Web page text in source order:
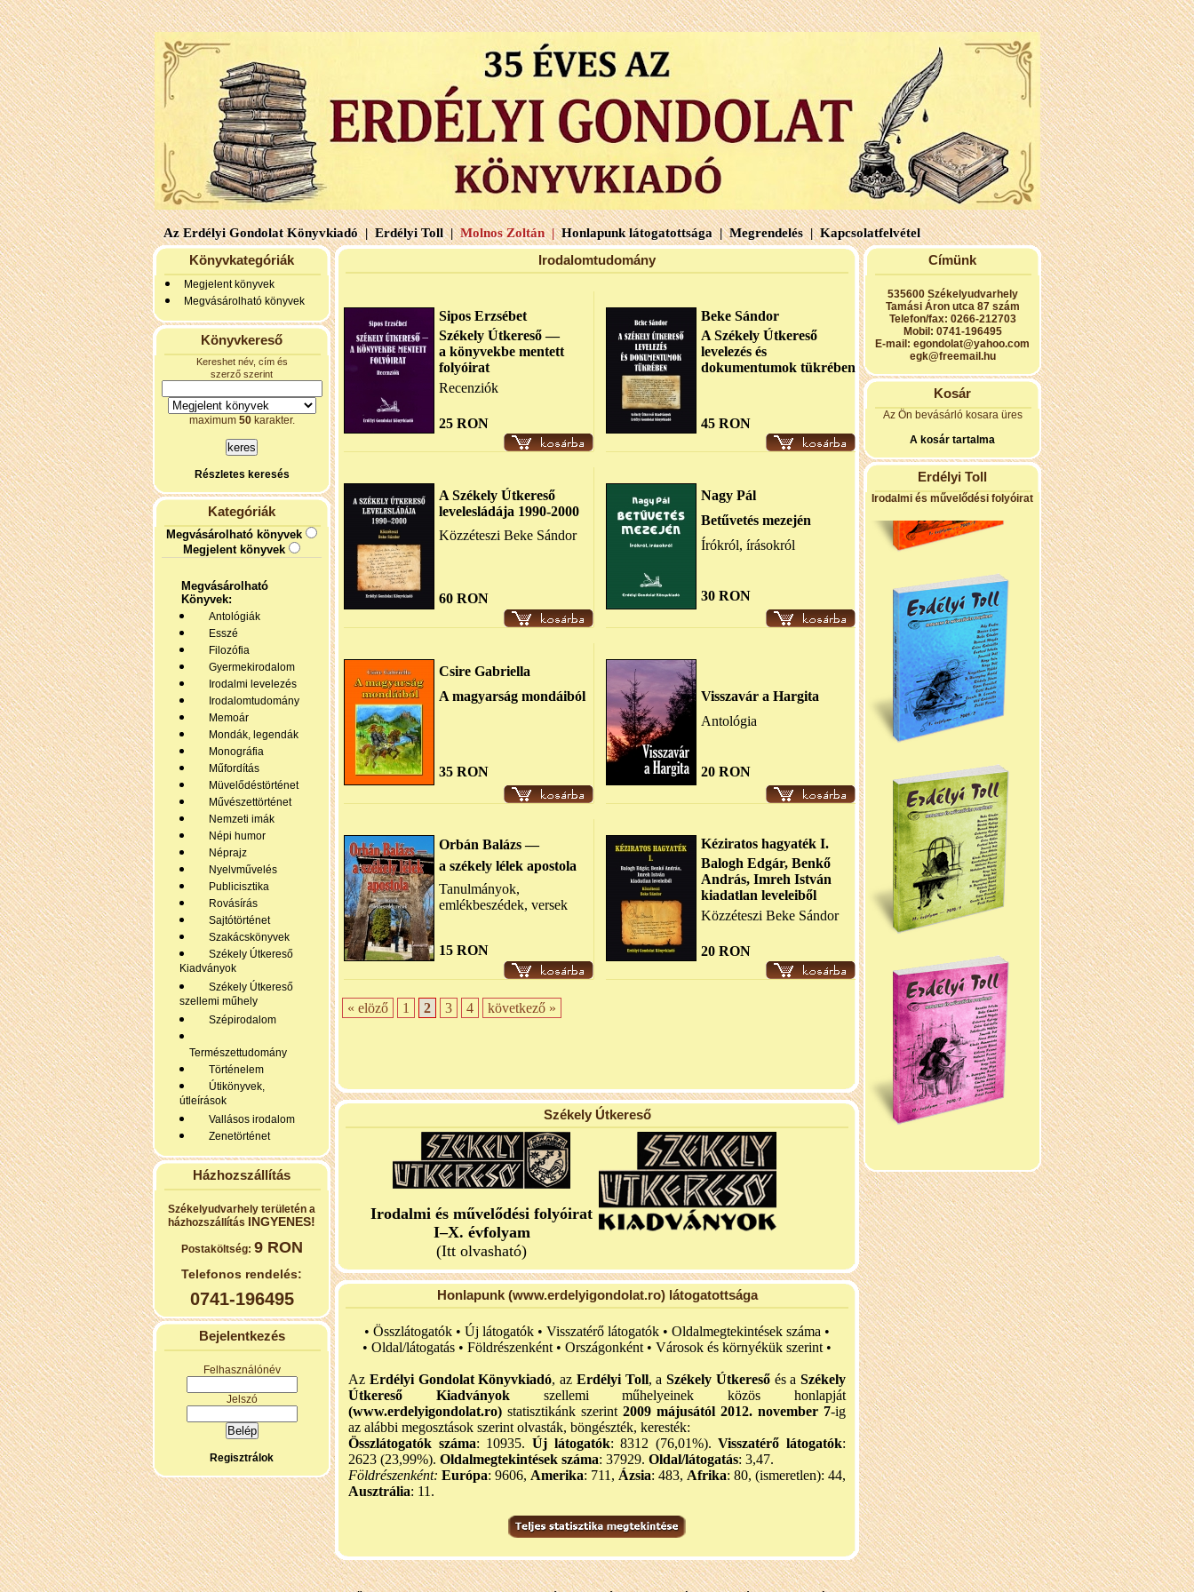
Az Erdélyi Gondolat Könyvkiadó | Erdélyi Toll | Molnos Zoltán | Honlapunk látogatottsága | Megrendelés | Kapcsolatfelvétel
Könyvkategóriák
Megjelent könyvek
Megvásárolható könyvek
Könyvkereső
Kereshet név, cím és
szerző szerint
maximum 50karakter.
Részletes keresés
Kategóriák
Megvásárolható könyvek
Megjelent könyvek
Megvásárolható
Könyvek:
Antológiák
Esszé
Filozófia
Gyermekirodalom
Irodalmi levelezés
Irodalomtudomány
Memoár
Mondák, legendák
Monográfia
Műfordítás
Müvelődéstörténet
Művészettörténet
Nemzeti imák
Népi humor
Néprajz
Nyelvművelés
Publicisztika
Rovásírás
Sajtótörténet
Szakácskönyvek
Székely Útkereső
Kiadványok
Székely Útkereső
szellemi műhely
Szépirodalom
Természettudomány
Történelem
Útikönyvek,
útleírások
Vallásos irodalom
Zenetörténet
Házhozszállítás
Székelyudvarhely területén a
házhozszállítás INGYENES!
Postaköltség: 9 RON
Telefonos rendelés:
0741-196495
Bejelentkezés
Felhasználónév
Jelszó
Regisztrálok
Irodalomtudomány
Sipos Erzsébet
Székely Útkereső —
a könyvekbe mentett
folyóirat
Recenziók
25 RON
Beke Sándor
A Székely Útkereső
levelezés és
dokumentumok tükrében
45 RON
A Székely Útkereső
levelesládája 1990-2000
Közzéteszi Beke Sándor
60 RON
Nagy Pál
Betűvetés mezején
Írókról, írásokról
30 RON
Csire Gabriella
A magyarság mondáiból
35 RON
Visszavár a Hargita
Antológia
20 RON
Orbán Balázs —
a székely lélek apostola
Tanulmányok,
emlékbeszédek, versek
15 RON
Kéziratos hagyaték I.
Balogh Edgár, Benkő
András, Imreh István
kiadatlan leveleiből
Közzéteszi Beke Sándor
20 RON
« elöző 1 2 3 4 következő »
Székely Útkereső
Irodalmi és művelődési folyóirat
I–X. évfolyam
(Itt olvasható)
Honlapunk (www.erdelyigondolat.ro) látogatottsága
• Összlátogatók • Új látogatók • Visszatérő látogatók • Oldalmegtekintések száma •
• Oldal/látogatás • Földrészenként • Országonként • Városok és környékük szerint •
Az Erdélyi Gondolat Könyvkiadó, az Erdélyi Toll, a Székely Útkeresőés a Székely
Útkereső Kiadványokszellemi műhelyeinek közös honlapját
(www.erdelyigondolat.ro) statisztikánk szerint 2009 májusától 2012. november 7-ig
az alábbi megosztások szerint olvasták, böngészték, keresték:
Összlátogatók száma: 10935. Új látogatók: 8312 (76,01%).Visszatérő látogatók:
2623 (23,99%). Oldalmegtekintések száma: 37929. Oldal/látogatás: 3,47.
Földrészenként: Európa: 9606, Amerika: 711, Ázsia: 483, Afrika: 80, (ismeretlen): 44,
Ausztrália: 11.
Címünk
535600 Székelyudvarhely
Tamási Áron utca 87 szám
Telefon/fax: 0266-212703
Mobil: 0741-196495
E-mail: egondolat@yahoo.com
egk@freemail.hu
Kosár
Az Ön bevásárló kosara üres
A kosár tartalma
Erdélyi Toll
Irodalmi és művelődési folyóirat